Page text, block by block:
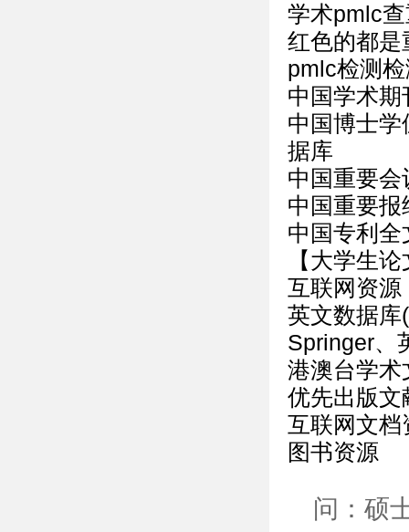
学术pmlc
红色的都是
pmlc检测
中国学术
中国博士
据库
中国重要
中国重要
中国专利全
【大学生
互联网资源
英文数据库
Springer、
港澳台学术
优先出版文
互联网文档
图书资源
问：硕